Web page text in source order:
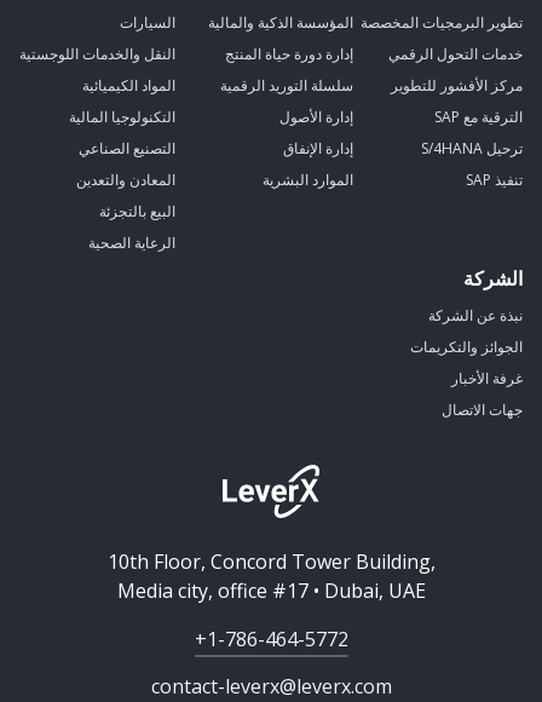
تطوير البرمجيات المخصصة
خدمات التحول الرقمي
مركز الأفشور للتطوير
الترقية مع SAP
ترحيل S/4HANA
تنفيذ SAP
المؤسسة الذكية والمالية
إدارة دورة حياة المنتج
سلسلة التوريد الرقمية
إدارة الأصول
إدارة الإنفاق
الموارد البشرية
السيارات
النقل والخدمات اللوجستية
المواد الكيميائية
التكنولوجيا المالية
التصنيع الصناعي
المعادن والتعدين
البيع بالتجزئة
الرعاية الصحية
الشركة
نبذة عن الشركة
الجوائز والتكريمات
غرفة الأخبار
جهات الاتصال
10th Floor, Concord Tower Building,
Media city, office #17 • Dubai, UAE
+1-786-464-5772
contact-leverx@leverx.com